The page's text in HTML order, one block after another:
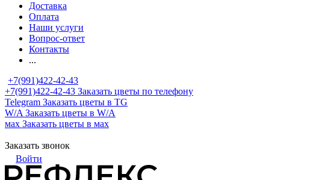
Доставка
Оплата
Наши услуги
Вопрос-ответ
Контакты
...
+7(991)422-42-43
+7(991)422-42-43 Заказать цветы по телефону
Telegram Заказать цветы в TG
W/A Заказать цветы в W/A
мах Заказать цветы в мах
Заказать звонок
Войти